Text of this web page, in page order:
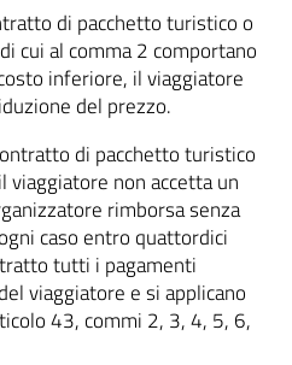
di pacchetto turistico o
cui al comma 2 comportano
inferiore, il viaggiatore
del prezzo.
di pacchetto turistico
viaggiatore non accetta un
rimborsa senza
caso entro quattordici
tutti i pagamenti
viaggiatore e si applicano
43, commi 2, 3, 4, 5, 6,